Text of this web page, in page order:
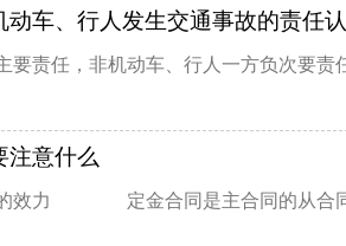
动车、行人发生交通事故的责任
要责任，非机动车、行人一方负次要
注意什么
效力 定金合同是主合同的从合同